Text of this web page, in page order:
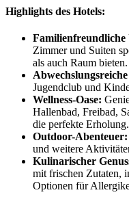
Highlights des Hotels:
Zimmer und Suiten
als auch Raum bieten.
Jugendclub und
Wellness-Oase:
Hallenbad, Freibad,
die perfekte Erholung.
Outdoor-Abenteuer:
und weitere
Kulinarischer
mit frischen Zutaten,
Optionen für